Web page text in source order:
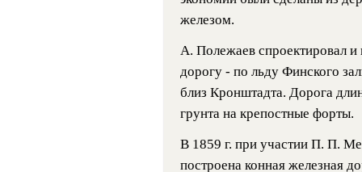
железом.
А. Полежаев спроектировал
дорогу - по льду Финского
близ Кронштадта. Дорога
грунта на крепостные форты.
В 1859 г. при участии П. П.
построена конная железная